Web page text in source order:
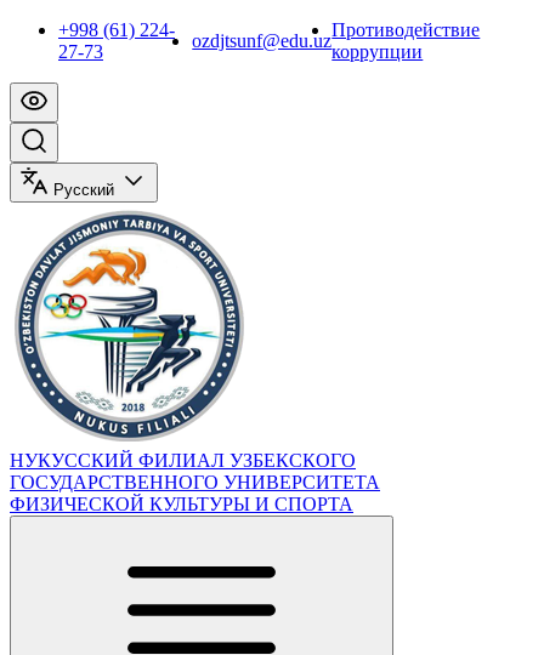
+998 (61) 224-
27-73
ozdjtsunf@edu.uz
Противодействие
коррупции
Русский
НУКУССКИЙ ФИЛИАЛ УЗБЕКСКОГО
ГОСУДАРСТВЕННОГО УНИВЕРСИТЕТА
ФИЗИЧЕСКОЙ КУЛЬТУРЫ И СПОРТА